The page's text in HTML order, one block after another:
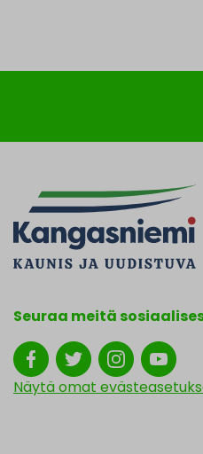
Seuraa meitä
Näytä omat